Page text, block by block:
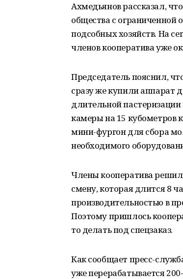
Ахмедьянов рассказал,
общества с ограниченной
подсобных хозяйств. На
членов кооператива уже
Председатель пояснил,
сразу же купили аппарат
длительной
камеры на 15 кубометров
мини-фургон для сбора
необходимого
Члены кооператива
смену, которая длится 8
производительностью в
Поэтому пришлось
то делать под спецзаказ.
Как сообщает пресс-
уже перерабатывается